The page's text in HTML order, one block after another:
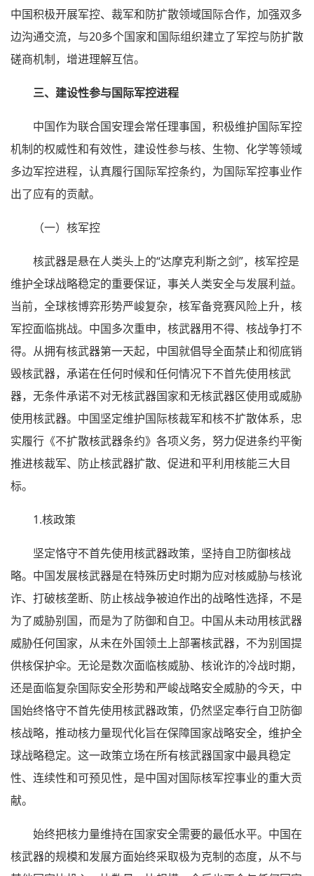
中国积极开展军控、裁军和防扩散领域国际合作，加强双多
边沟通交流，与20多个国家和国际组织建立了军控与防扩散
磋商机制，增进理解互信。
三、建设性参与国际军控进程
中国作为联合国安理会常任理事国，积极维护国际军控
机制的权威性和有效性，建设性参与核、生物、化学等领域
多边军控进程，认真履行国际军控条约，为国际军控事业作
出了应有的贡献。
（一）核军控
核武器是悬在人类头上的“达摩克利斯之剑”，核军控是
维护全球战略稳定的重要保证，事关人类安全与发展利益。
当前，全球核博弈形势严峻复杂，核军备竞赛风险上升，核
军控面临挑战。中国多次重申，核武器用不得、核战争打不
得。从拥有核武器第一天起，中国就倡导全面禁止和彻底销
毁核武器，承诺在任何时候和任何情况下不首先使用核武
器，无条件承诺不对无核武器国家和无核武器区使用或威胁
使用核武器。中国坚定维护国际核裁军和核不扩散体系，忠
实履行《不扩散核武器条约》各项义务，努力促进条约平衡
推进核裁军、防止核武器扩散、促进和平利用核能三大目
标。
1.核政策
坚定恪守不首先使用核武器政策，坚持自卫防御核战
略。中国发展核武器是在特殊历史时期为应对核威胁与核讹
诈、打破核垄断、防止核战争被迫作出的战略性选择，不是
为了威胁别国，而是为了防御和自卫。中国从未动用核武器
威胁任何国家，从未在外国领土上部署核武器，不为别国提
供核保护伞。无论是数次面临核威胁、核讹诈的冷战时期，
还是面临复杂国际安全形势和严峻战略安全威胁的今天，中
国始终恪守不首先使用核武器政策，仍然坚定奉行自卫防御
核战略，推动核力量现代化旨在保障国家战略安全，维护全
球战略稳定。这一政策立场在所有核武器国家中最具稳定
性、连续性和可预见性，是中国对国际核军控事业的重大贡
献。
始终把核力量维持在国家安全需要的最低水平。中国在
核武器的规模和发展方面始终采取极为克制的态度，从不与